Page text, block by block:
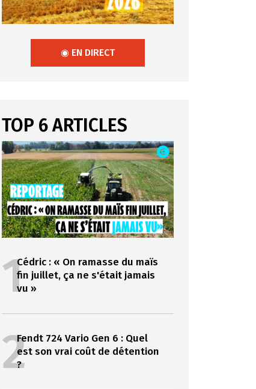
◉ EN DIRECT
TOP 6 ARTICLES
1Cédric : « On ramasse du maïs
fin juillet, ça ne s'était jamais
vu »
2Fendt 724 Vario Gen 6 : Quel
est son vrai coût de détention
?